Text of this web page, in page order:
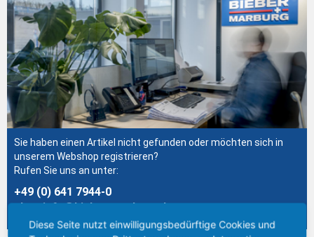
Sie haben einen Artikel nicht gefunden oder möchten sich in
unserem Webshop registrieren?
Rufen Sie uns an unter:
+49 (0) 641 7944-0
shop.info@bieber-marburg.de
Diese Seite nutzt einwilligungsbedürftige Cookies und